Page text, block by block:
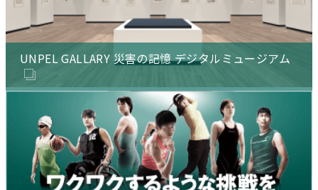
UNPEL GALLARY 災害の記憶 デジタルミュージアム